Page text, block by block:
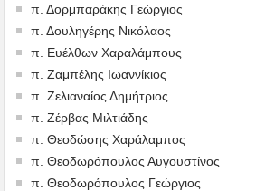
π. Δορμπαράκης Γεώργιος
π. Δουληγέρης Νικόλαος
π. Ευέλθων Χαραλάμπους
π. Ζαμπέλης Ιωαννίκιος
π. Ζελιαναίος Δημήτριος
π. Ζέρβας Μιλτιάδης
π. Θεοδώσης Χαράλαμπος
π. Θεοδωρόπουλος Αυγουστίνος
π. Θεοδωρόπουλος Γεώργιος